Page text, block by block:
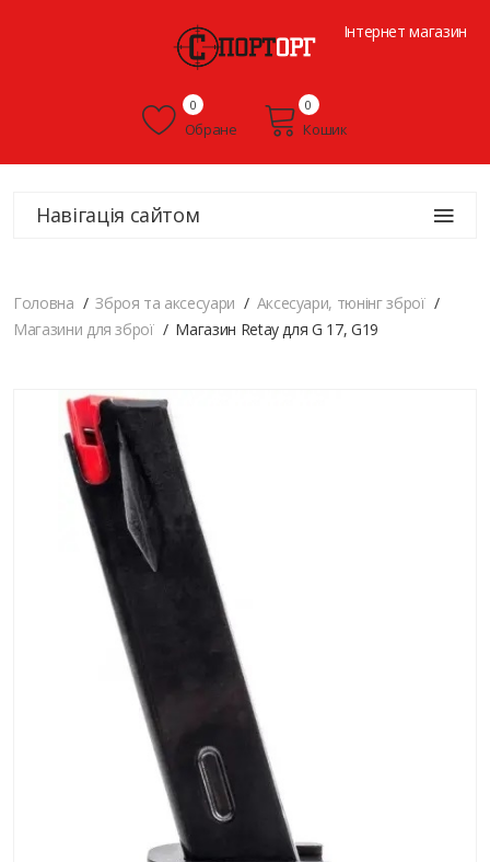
Інтернет магазин
Обране
0
Кошик
0
Навігація сайтом
Головна Зброя та аксесуари
Аксесуари, тюнінг зброї
Магазини для зброї
Магазин Retay для G 17, G19